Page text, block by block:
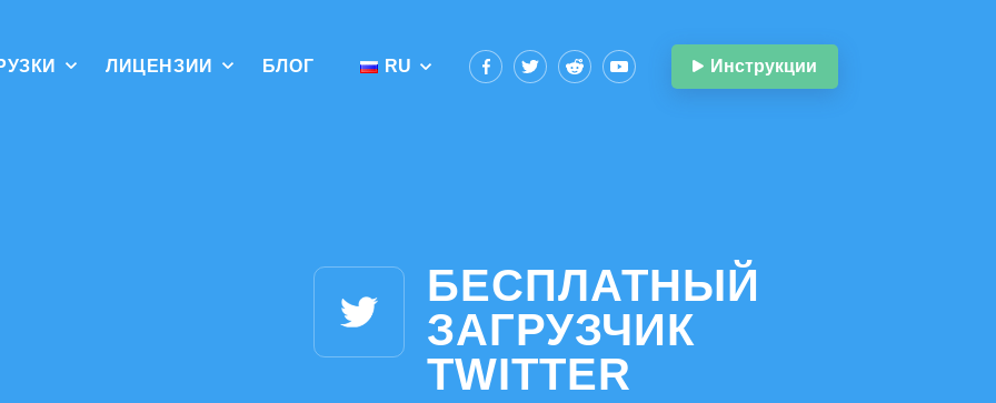
ЛИЦЕНЗИИ БЛОГ RU Инструкции
БЕСПЛАТНЫЙ
ЗАГРУЗЧИК
TWITTER